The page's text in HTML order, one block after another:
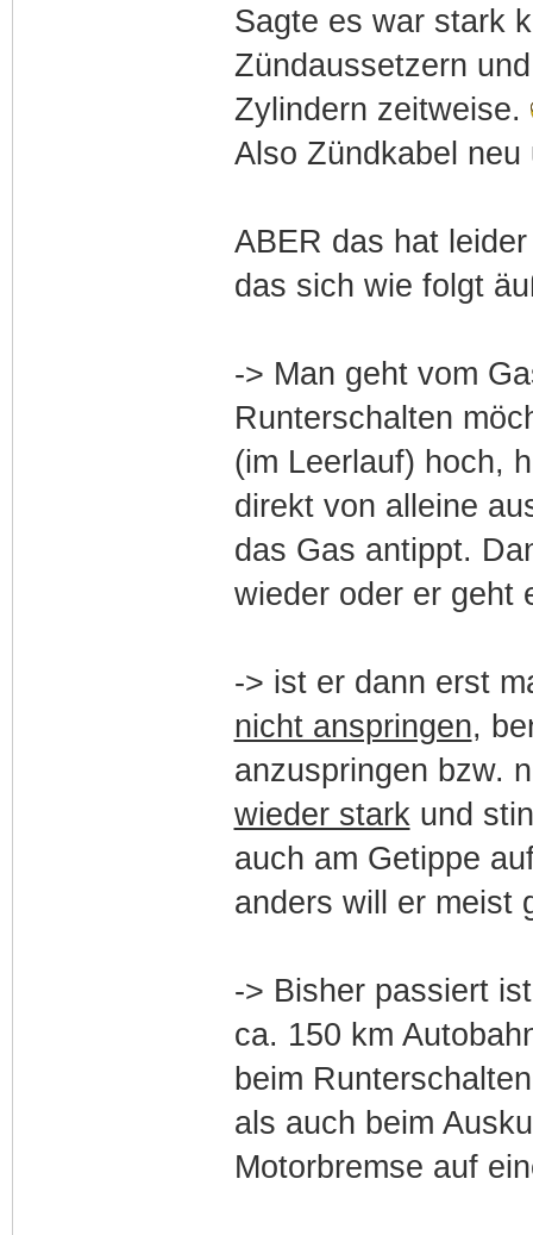
Sagte es war stark
Zündaussetzern
Zylindern zeitweise.
Also Zündkabel
ABER das hat
das sich wie folgt
-> Man geht vom
Runterschalten
(im Leerlauf) hoch,
direkt von alleine
das Gas antippt.
wieder oder er geht
-> ist er dann erst
nicht anspringen,
anzuspringen bzw.
wieder stark und
auch am Getippe
anders will er meist
-> Bisher passiert
ca. 150 km
beim
als auch beim
Motorbremse auf